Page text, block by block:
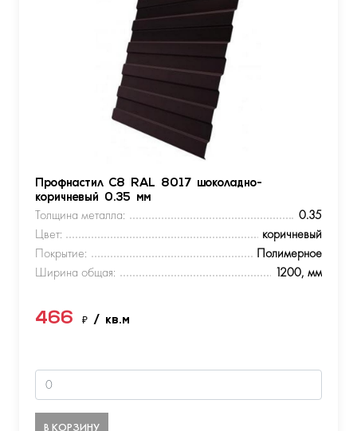
Профнастил С8 RAL 8017 шоколадно-
коричневый 0.35 мм
Толщина металла:
0.35
Цвет:
коричневый
Покрытие:
Полимерное
Ширина общая:
1200, мм
466 ₽ / кв.м
В КОРЗИНУ